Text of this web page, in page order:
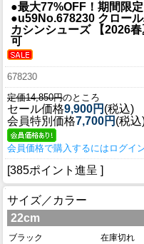
●最大77%OFF！期間限
●u59No.678230 クロー
カシンシューズ 【2026
可
678230
定価14,850円のところ
セール価格9,900円 (税込)
会員特別価格7,700円 (税込
会員価格で購入するにはログイ
[385ポイント進呈 ]
サイズ／カラー
22cm
ブラック 在庫切れ